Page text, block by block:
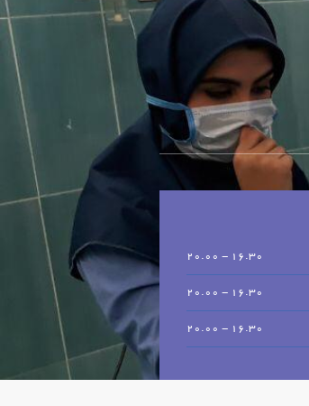
16.30 - 20.00
16.30 - 20.00
16.30 - 20.00